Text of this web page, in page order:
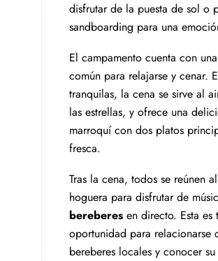
disfrutar de la puesta de sol o
sandboarding para una
El campamento cuenta con
común para relajarse y cenar.
tranquilas, la cena se sirve al
las estrellas, y ofrece una
marroquí con dos platos
fresca.
Tras la cena, todos se reúnen
hoguera para disfrutar de
bereberes en directo. Esta es
oportunidad para relacionarse
bereberes locales y conocer